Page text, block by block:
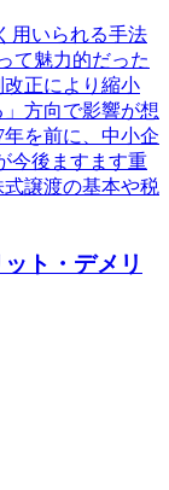
用いられる手法
て魅力的だった
正により縮小
方向で影響が想
を前に、中小企
今後ますます重
譲渡の基本や税
ト・デメリ